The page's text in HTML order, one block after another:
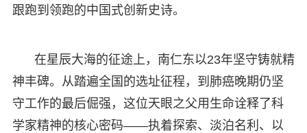
跟跑到领跑的中国式创新史诗。
在星辰大海的征途上，南仁东以23年坚守铸就精
神丰碑。从踏遍全国的选址征程，到肺癌晚期仍坚
守工作的最后倔强，这位天眼之父用生命诠释了科
学家精神的核心密码——执着探索、淡泊名利、以